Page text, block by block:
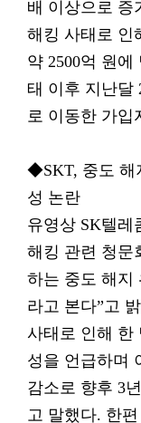
배 이상으로 증
해킹 사태로 인
약 2500억 원
태 이후 지난달
로 이동한 가입
◆SKT, 중도 해
성 논란
유영상 SK텔레
해킹 관련 청문
하는 중도 해지
라고 본다”고
사태로 인해 한
성을 언급하며
감소로 향후 3
고 말했다. 한